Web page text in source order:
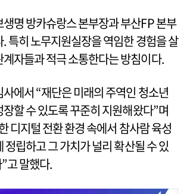
명 방카슈랑스 본부장과 부산FP 본부
특히 노무지원실장을 역임한 경험을 살
자들과 적극 소통한다는 방침이다.
에서 “재단은 미래의 주역인 청소년
할 수 있도록 꾸준히 지원해왔다”며
디지털 전환 환경 속에서 참사람 육성
정립하고 그 가치가 널리 확산될 수 있
고 말했다.